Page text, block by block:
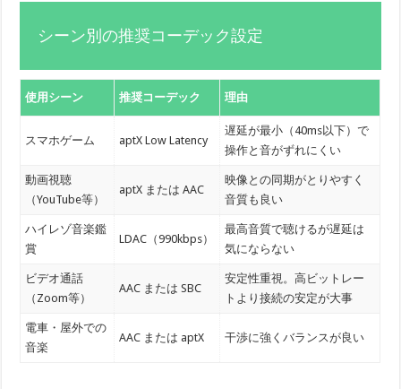
シーン別の推奨コーデック設定
使用シーン 推奨コーデック 理由
スマホゲーム aptX Low Latency
遅延が最小（40ms以下）で
操作と音がずれにくい
動画視聴
（YouTube等）
aptX または AAC
映像との同期がとりやすく
音質も良い
ハイレゾ音楽鑑
賞
LDAC（990kbps）
最高音質で聴けるが遅延は
気にならない
ビデオ通話
（Zoom等）
AAC または SBC
安定性重視。高ビットレー
トより接続の安定が大事
電車・屋外での
音楽
AAC または aptX 干渉に強くバランスが良い